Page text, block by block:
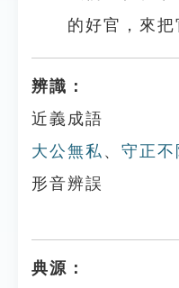
的好官，來把
辨識：
近義成語
大公無私 、 守正不
形音辨誤
典源：